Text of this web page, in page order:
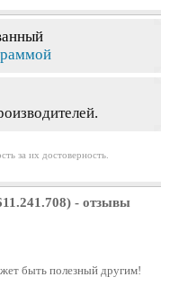
за их достоверность.
- отзывы
быть полезный другим!